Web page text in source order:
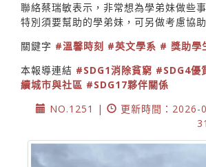
聯絡蔡瑞敏表示，非常想為學弟妹做些
特別須要幫助的學弟妹，可另做考慮協助
關鍵字 #溫馨時刻 #英文學系 # 獎助學
本報導連結 #SDG1消除貧窮 #SDG4優
續城市與社區 #SDG17夥伴關係
NO.1251 |
更新時間：